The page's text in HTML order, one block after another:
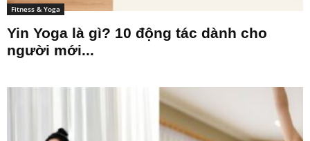
Fitness & Yoga
Yin Yoga là gì? 10 động tác dành cho
người mới...